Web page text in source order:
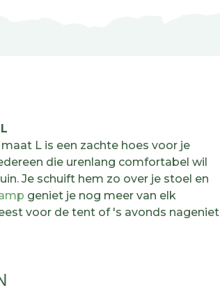
L is een zachte hoes voor je
die urenlang comfortabel wil
Je schuift hem zo over je stoel en
geniet je nog meer van elk
voor de tent of 's avonds nageniet
meer na uren in de zon. Wordt de